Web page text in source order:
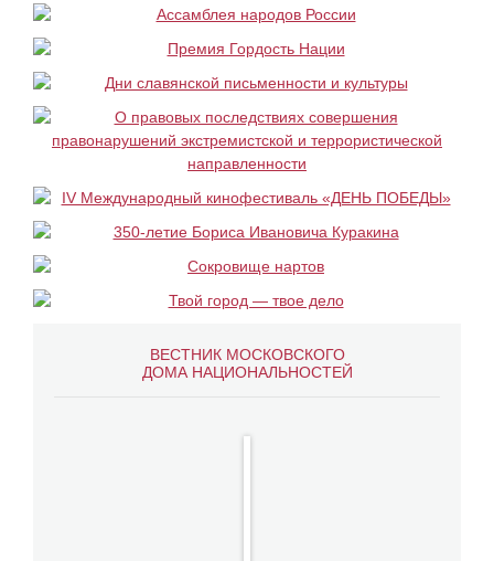
ВЕСТНИК МОСКОВСКОГО
ДОМА НАЦИОНАЛЬНОСТЕЙ